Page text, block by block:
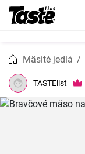
Mäsité jedlá
TASTElist